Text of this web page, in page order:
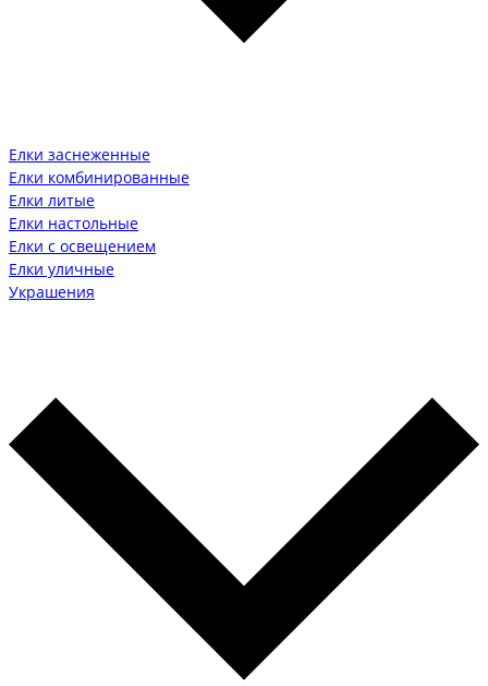
Елки заснеженные
Елки комбинированные
Елки литые
Елки настольные
Елки с освещением
Елки уличные
Украшения